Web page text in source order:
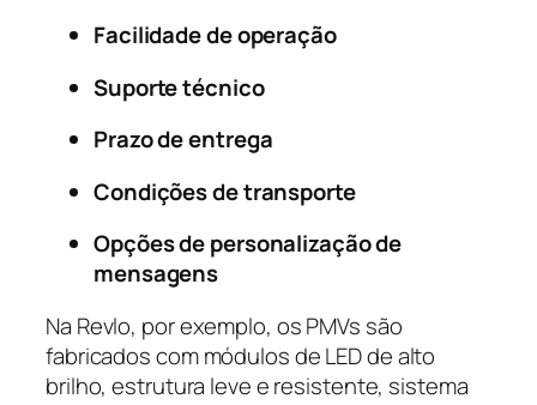
Facilidade de operação
Suporte técnico
Prazo de entrega
Condições de transporte
Opções de personalização de
mensagens
Na Revlo, por exemplo, os PMVs são
fabricados com módulos de LED de alto
brilho, estrutura leve e resistente, sistema